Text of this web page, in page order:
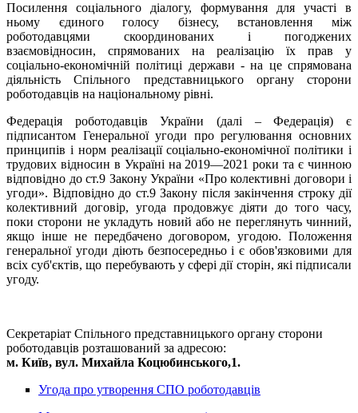
Посилення соціального діалогу, формування для участі в
ньому єдиного голосу бізнесу, встановлення між
роботодавцями скоординованих і погоджених
взаємовідносин, спрямованих на реалізацію їх прав у
соціально-економічній політиці держави - на це спрямована
діяльність Спільного представницького органу сторони
роботодавців на національному рівні.
Федерація роботодавців України (далі – Федерація) є
підписантом Генеральної угоди про регулювання основних
принципів і норм реалізації соціально-економічної політики і
трудових відносин в Україні на 2019—2021 роки та є чинною
відповідно до ст.9 Закону України «Про колективні договори і
угоди». Відповідно до ст.9 Закону після закінчення строку дії
колективний договір, угода продовжує діяти до того часу,
поки сторони не укладуть новий або не переглянуть чинний,
якщо інше не передбачено договором, угодою. Положення
генеральної угоди діють безпосередньо і є обов'язковими для
всіх суб'єктів, що перебувають у сфері дії сторін, які підписали
угоду.
Секретаріат Спільного представницького органу сторони
роботодавців розташований за адресою:
м. Київ, вул. Михайла Коцюбинського,1.
Угода про утворення СПО роботодавців